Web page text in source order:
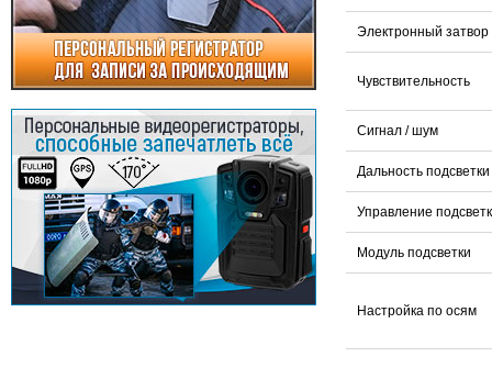
Электронный затвор
Чувствительность
Сигнал / шум
Дальность подсветки
Управление
Модуль подсветки
Настройка по осям